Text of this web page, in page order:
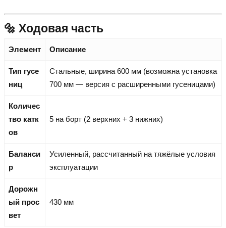
🔩 Ходовая часть
Элемент Описание
Тип гусе
ниц
Стальные, ширина 600 мм (возможна установка
700 мм — версия с расширенными гусеницами)
Количес
тво катк
ов
5 на борт (2 верхних + 3 нижних)
Баланси
р
Усиленный, рассчитанный на тяжёлые условия
эксплуатации
Дорожн
ый прос
вет
430 мм